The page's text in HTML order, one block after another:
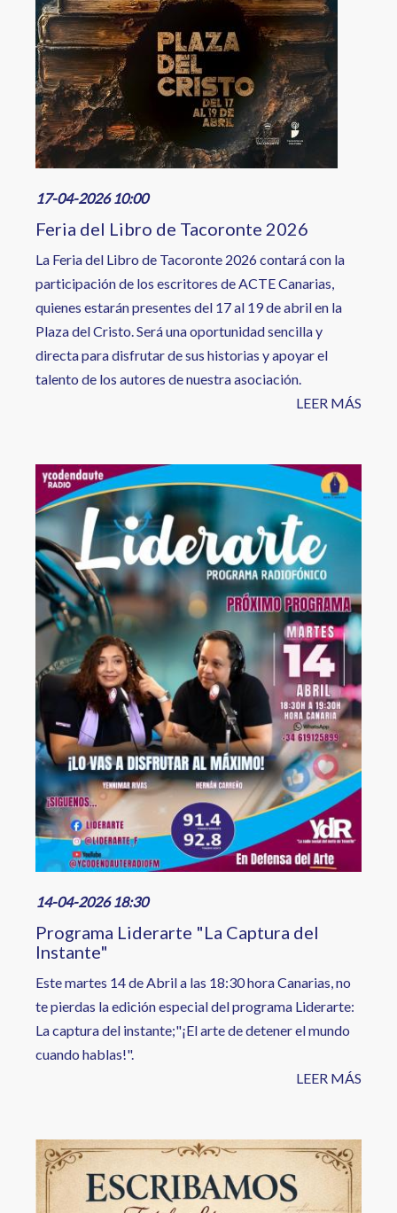
17-04-2026 10:00
Feria del Libro de Tacoronte 2026
La Feria del Libro de Tacoronte 2026 contará con la
participación de los escritores de ACTE Canarias,
quienes estarán presentes del 17 al 19 de abril en la
Plaza del Cristo. Será una oportunidad sencilla y
directa para disfrutar de sus historias y apoyar el
talento de los autores de nuestra asociación.
LEER MÁS
Image
14-04-2026 18:30
Programa Liderarte "La Captura del
Instante"
Este martes 14 de Abril a las 18:30 hora Canarias, no
te pierdas la edición especial del programa Liderarte:
La captura del instante;"¡El arte de detener el mundo
cuando hablas!".
LEER MÁS
Image